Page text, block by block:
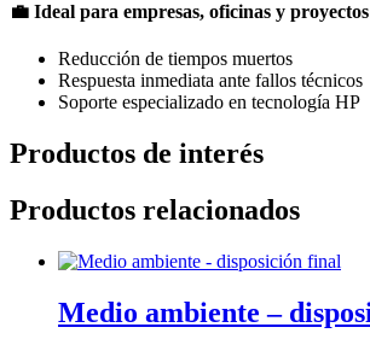
💼 Ideal para empresas, oficinas y
Reducción de tiempos muertos
Respuesta inmediata ante fallos técnicos
Soporte especializado en tecnología HP
Productos de interés
Productos relacionados
Medio ambiente –